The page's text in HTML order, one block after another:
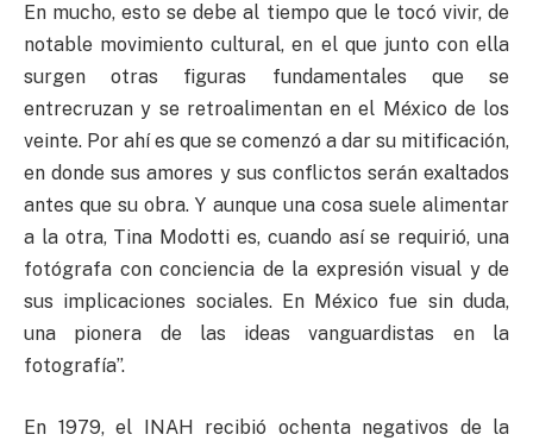
En mucho, esto se debe al tiempo que le tocó vivir, de
notable movimiento cultural, en el que junto con ella
surgen otras figuras fundamentales que se
entrecruzan y se retroalimentan en el México de los
veinte. Por ahí es que se comenzó a dar su mitificación,
en donde sus amores y sus conflictos serán exaltados
antes que su obra. Y aunque una cosa suele alimentar
a la otra, Tina Modotti es, cuando así se requirió, una
fotógrafa con conciencia de la expresión visual y de
sus implicaciones sociales. En México fue sin duda,
una pionera de las ideas vanguardistas en la
fotografía”.
En 1979, el INAH recibió ochenta negativos de la